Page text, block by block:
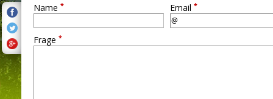
Name * Email *
Frage *